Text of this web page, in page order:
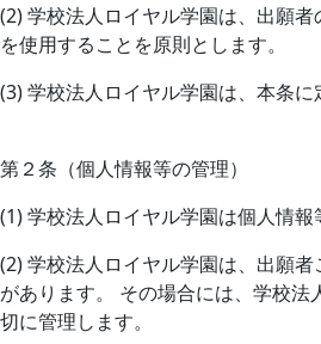
(2) 学校法人ロイヤル学園は、出願
を使用することを原則とします。
(3) 学校法人ロイヤル学園は、本条
第２条（個人情報等の管理）
(1) 学校法人ロイヤル学園は個人情
(2) 学校法人ロイヤル学園は、出願
があります。 その場合には、学校
切に管理します。